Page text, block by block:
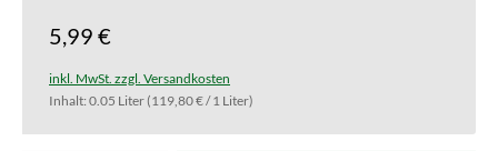
5,99 €
inkl. MwSt. zzgl. Versandkosten
Inhalt: 0.05 Liter(119,80 € / 1 Liter)